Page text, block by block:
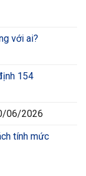
với ai?
154
06/2026
tính mức